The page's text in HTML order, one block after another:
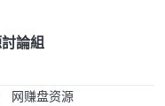
論組
网赚盘资源